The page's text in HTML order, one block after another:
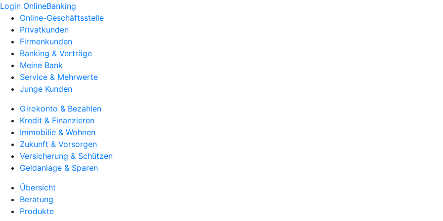
Login OnlineBanking
Online-Geschäftsstelle
Privatkunden
Firmenkunden
Banking & Verträge
Meine Bank
Service & Mehrwerte
Junge Kunden
Girokonto & Bezahlen
Kredit & Finanzieren
Immobilie & Wohnen
Zukunft & Vorsorgen
Versicherung & Schützen
Geldanlage & Sparen
Übersicht
Beratung
Produkte